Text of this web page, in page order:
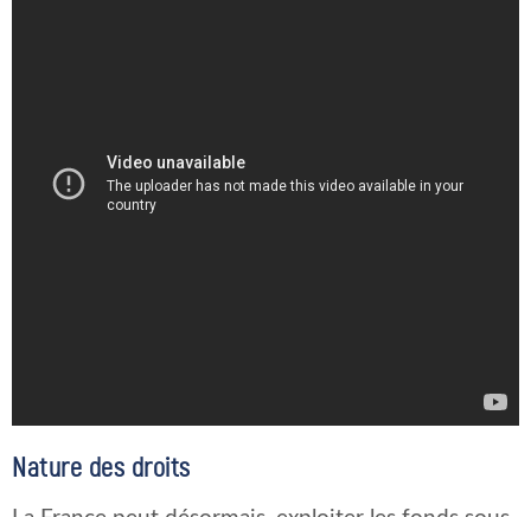
Nature des droits